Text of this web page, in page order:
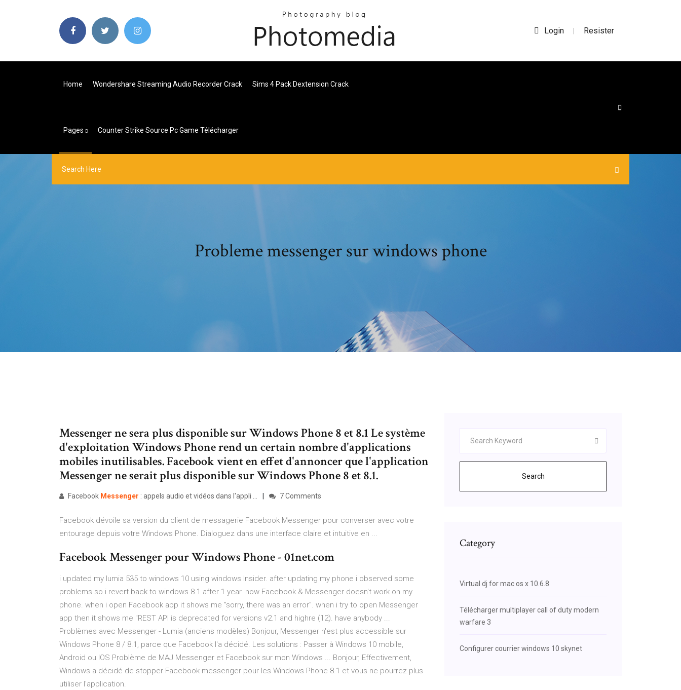
Login | Resister
Home Wondershare Streaming Audio Recorder Crack Sims 4 Pack Dextension Crack
Pages Counter Strike Source Pc Game Télécharger
Probleme messenger sur windows phone
Messenger ne sera plus disponible sur Windows Phone 8 et 8.1 Le système
d'exploitation Windows Phone rend un certain nombre d'applications
mobiles inutilisables. Facebook vient en effet d'annoncer que l'application
Messenger ne serait plus disponible sur Windows Phone 8 et 8.1.
Facebook Messenger : appels audio et vidéos dans l'appli ... 7 Comments
Facebook dévoile sa version du client de messagerie Facebook Messenger pour converser avec votre
entourage depuis votre Windows Phone. Dialoguez dans une interface claire et intuitive en ...
Facebook Messenger pour Windows Phone - 01net.com
i updated my lumia 535 to windows 10 using windows Insider. after updating my phone i observed some
problems so i revert back to windows 8.1 after 1 year. now Facebook & Messenger doesn't work on my
phone. when i open Facebook app it shows me "sorry, there was an error". when i try to open Messenger
app then it shows me "REST API is deprecated for versions v2.1 and highre (12). have anybody ...
Problèmes avec Messenger - Lumia (anciens modèles) Bonjour, Messenger n'est plus accessible sur
Windows Phone 8 / 8.1, parce que Facebook l'a décidé. Les solutions : Passer à Windows 10 mobile,
Android ou IOS Problème de MAJ Messenger et Facebook sur mon Windows ... Bonjour, Effectivement,
Windows a décidé de stopper Facebook messenger pour les Windows Phone 8.1 et vous ne pourrez plus
utiliser l'application.
Search
Category
Virtual dj for mac os x 10.6.8
Télécharger multiplayer call of duty modern
warfare 3
Configurer courrier windows 10 skynet